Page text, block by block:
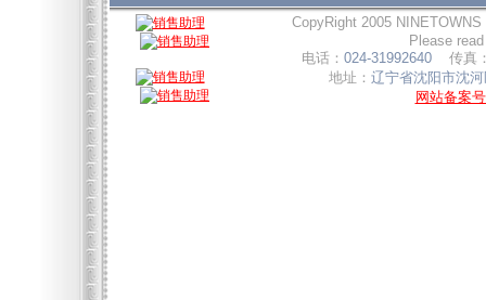
CopyRight 2005 NINETOWNS
Please
电话： 024-31992640 传真
地址： 辽宁省沈阳市沈
网站备案